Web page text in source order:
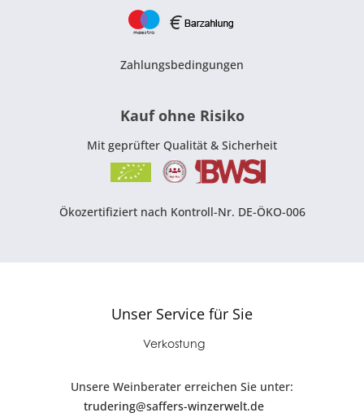
Zahlungsbedingungen
Kauf ohne Risiko
Mit geprüfter Qualität & Sicherheit
Ökozertifiziert nach Kontroll-Nr. DE-ÖKO-006
Unser Service für Sie
Verkostung
Unsere Weinberater erreichen Sie unter:
trudering@saffers-winzerwelt.de